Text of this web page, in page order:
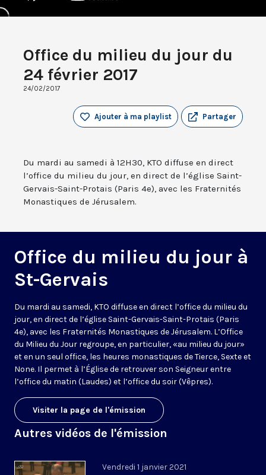
Office du milieu du jour du
24 février 2017
24/02/2017
Partager
Ajouter à ma playlist
Du mardi au samedi à 12H30, KTO diffuse en direct
l’office du milieu du jour, en direct de l’église Saint-
Gervais-Saint-Protais (Paris 4e), avec les Fraternités
Monastiques de Jérusalem.
Office du milieu du jour à
St-Gervais
Du mardi au samedi, KTO diffuse en direct l’office du milieu du
jour, en direct de l’église Saint-Gervais-Saint-Protais (Paris
4e), avec les Fraternités Monastiques de Jérusalem. L’Office
du Milieu du Jour regroupe, en particulier, «au milieu du jour»
et en un seul office, les heures monastiques de Tierce, Sexte et
None. Il permet à l’Église de retrouver son Seigneur entre
l’office du matin (Laudes) et l’office du soir (Vêpres).
Visiter la page de l'émission
Autres vidéos de l'émission
Vendredi 1 janvier 2021